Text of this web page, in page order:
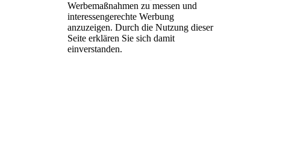
Werbemaßnahmen zu messen und
interessengerechte Werbung
anzuzeigen. Durch die Nutzung dieser
Seite erklären Sie sich damit
einverstanden.